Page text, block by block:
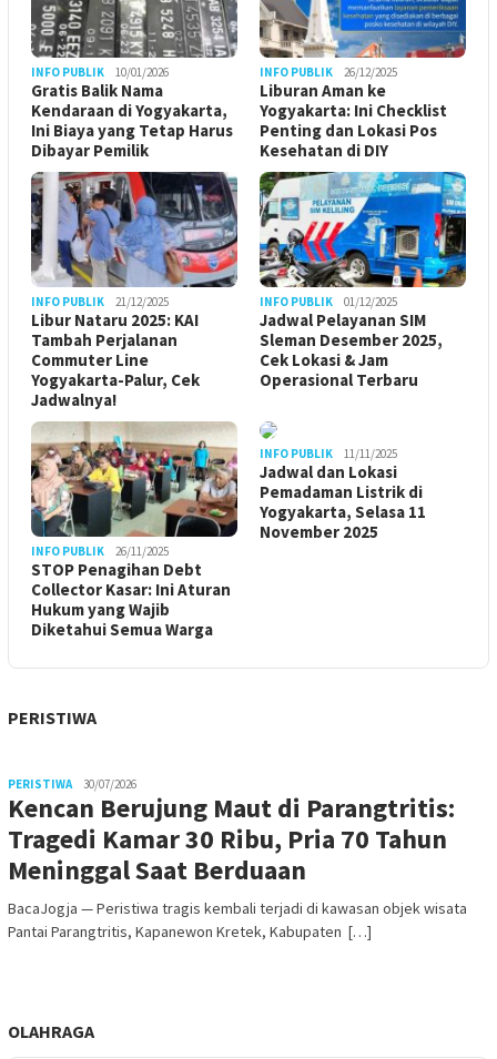
INFO PUBLIK 10/01/2026
Gratis Balik Nama
Kendaraan di Yogyakarta,
Ini Biaya yang Tetap Harus
Dibayar Pemilik
INFO PUBLIK 26/12/2025
Liburan Aman ke
Yogyakarta: Ini Checklist
Penting dan Lokasi Pos
Kesehatan di DIY
INFO PUBLIK 21/12/2025
Libur Nataru 2025: KAI
Tambah Perjalanan
Commuter Line
Yogyakarta-Palur, Cek
Jadwalnya!
INFO PUBLIK 01/12/2025
Jadwal Pelayanan SIM
Sleman Desember 2025,
Cek Lokasi & Jam
Operasional Terbaru
INFO PUBLIK 26/11/2025
STOP Penagihan Debt
Collector Kasar: Ini Aturan
Hukum yang Wajib
Diketahui Semua Warga
INFO PUBLIK 11/11/2025
Jadwal dan Lokasi
Pemadaman Listrik di
Yogyakarta, Selasa 11
November 2025
PERISTIWA
PERISTIWA 30/07/2026
Kencan Berujung Maut di Parangtritis:
Tragedi Kamar 30 Ribu, Pria 70 Tahun
Meninggal Saat Berduaan
BacaJogja — Peristiwa tragis kembali terjadi di kawasan objek wisata
Pantai Parangtritis, Kapanewon Kretek, Kabupaten […]
OLAHRAGA